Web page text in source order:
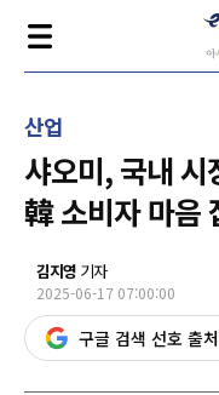
산업
샤오미, 국내
韓 소비자 마음
김지영 기자
2025-06-17 07:00:00
구글 검색 선호 출